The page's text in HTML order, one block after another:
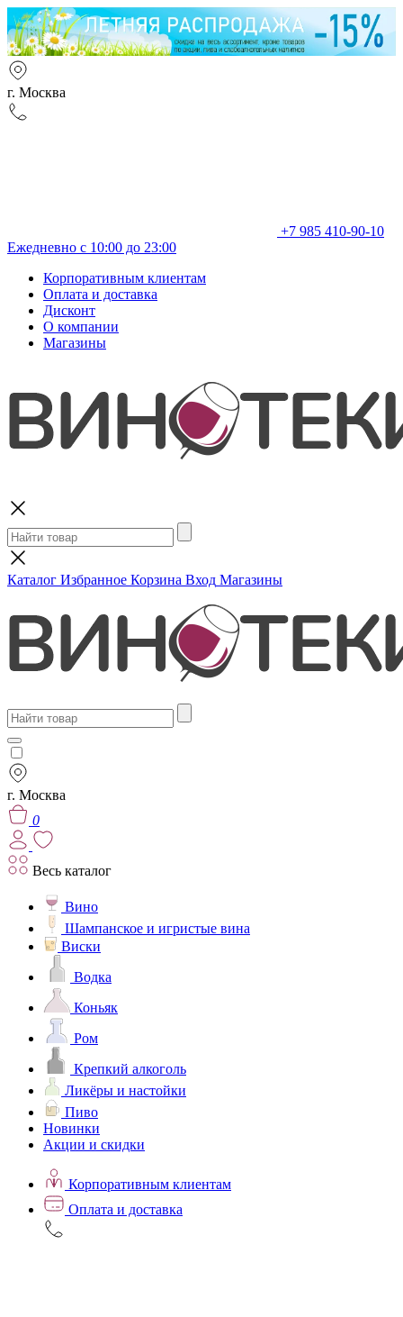
г. Москва
+7 985 410-90-10
Ежедневно с 10:00 до 23:00
Корпоративным клиентам
Оплата и доставка
Дисконт
О компании
Магазины
Каталог Избранное Корзина Вход Магазины
г. Москва
0
Весь каталог
Вино
Шампанское и игристые вина
Виски
Водка
Коньяк
Ром
Крепкий алкоголь
Ликёры и настойки
Пиво
Новинки
Акции и скидки
Корпоративным клиентам
Оплата и доставка